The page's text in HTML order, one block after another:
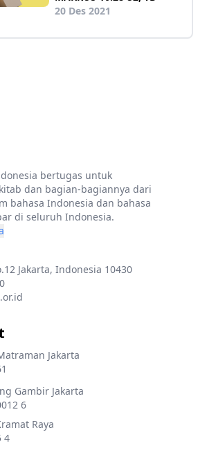
20 Des 2021
bertugas untuk
dan bagian-bagiannya dari
bahasa Indonesia dan bahasa
di seluruh Indonesia.
Jakarta, Indonesia 10430
Jakarta
Gambir Jakarta
6
Raya
4